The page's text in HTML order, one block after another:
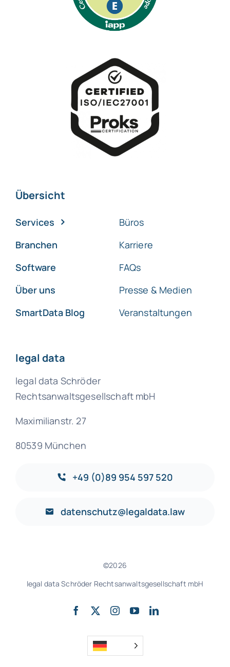
Übersicht
Services
Branchen
Software
Über uns
SmartData Blog
Büros
Karriere
FAQs
Presse & Medien
Veranstaltungen
legal data
legal data Schröder
Rechtsanwaltsgesellschaft mbH
Maximilianstr. 27
80539 München
+49 (0)89 954 597 520
datenschutz@legaldata.law
©2026
legal data Schröder Rechtsanwaltsgesellschaft mbH